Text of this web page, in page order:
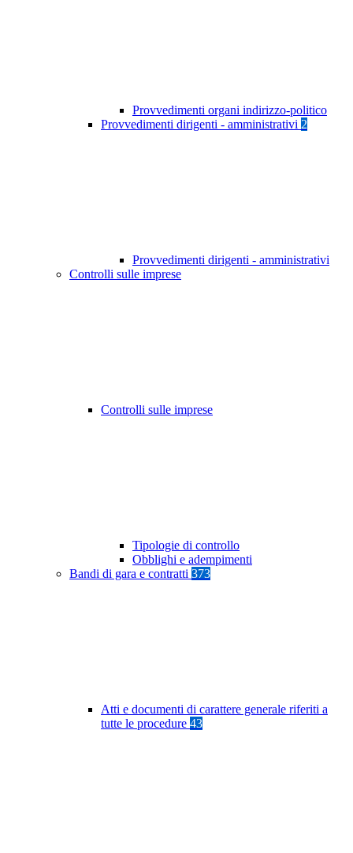
Provvedimenti organi indirizzo-politico
Provvedimenti dirigenti - amministrativi 2
Provvedimenti dirigenti - amministrativi
Controlli sulle imprese
Controlli sulle imprese
Tipologie di controllo
Obblighi e adempimenti
Bandi di gara e contratti 373
Atti e documenti di carattere generale riferiti a
tutte le procedure 43